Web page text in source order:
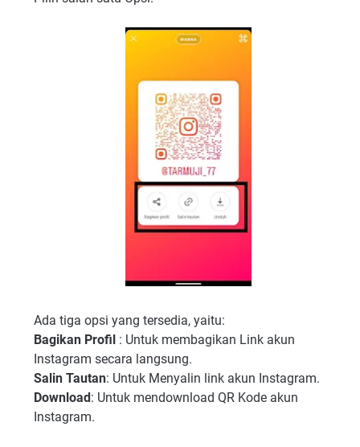
Ada tiga opsi yang tersedia, yaitu:
Bagikan Profil : Untuk membagikan Link akun
Instagram secara langsung.
Salin Tautan: Untuk Menyalin link akun Instagram.
Download: Untuk mendownload QR Kode akun
Instagram.